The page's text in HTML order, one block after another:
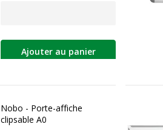
Ajouter au panier
Nobo - Porte-affiche
clipsable A0